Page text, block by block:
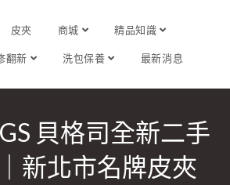
皮夾 商城 精品知識
翻新 洗包保養 最新消息
貝格司全新二手
新北市名牌皮夾